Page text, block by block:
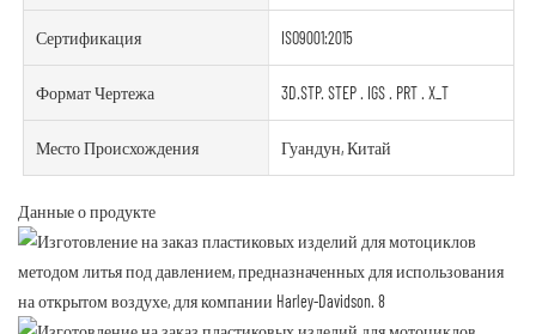
Сертификация ISO9001:2015
Формат Чертежа 3D.STP. STEP . IGS . PRT . X_T
Место Происхождения Гуандун, Китай
Данные о продукте